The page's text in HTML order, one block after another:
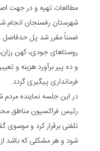
مطالعات تهیه و در جهت
شهرستان رفسنجان انجام
ضمناً مقرر شد پل حدفاصل
روستاهای جودی، کهن
و ده پیر برآورد هزینه و
فرمانداری پیگیری گردد.
در این جلسه نماینده
رئیس فراکسیون مناطق
تلفنی برقرار کرد و
شود و هر مشکلی که باشد